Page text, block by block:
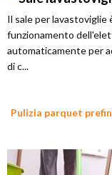
Il sale per
funzionamento
automaticamente per
di c...
Pulizia parquet